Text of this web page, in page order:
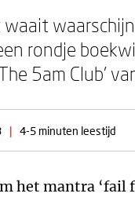
rondje
5am Club’
| 4-5 minuten leestijd
het mantra ‘fail